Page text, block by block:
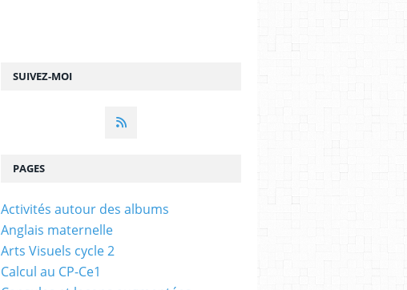
SUIVEZ-MOI
PAGES
Activités autour des albums
Anglais maternelle
Arts Visuels cycle 2
Calcul au CP-Ce1